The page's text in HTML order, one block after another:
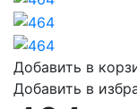
Добавить в
Добавить в